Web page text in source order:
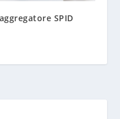
SPID